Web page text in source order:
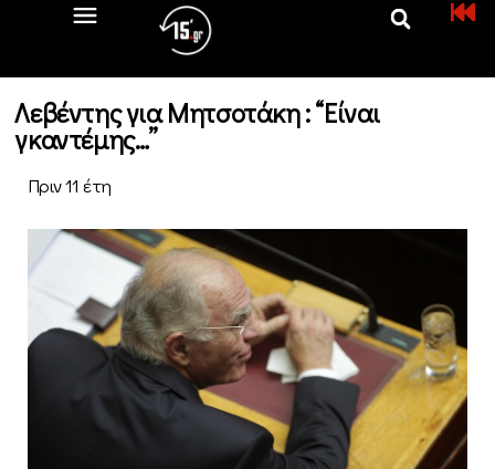
Λεβέντης για Μητσοτάκη : “Είναι
γκαντέμης…”
Πριν 11 έτη